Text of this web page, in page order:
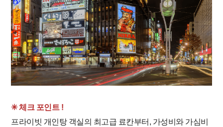
✳︎ 체크 포인트 !
프라이빗 개인탕 객실의 최고급 료칸부터, 가성비와 가심비